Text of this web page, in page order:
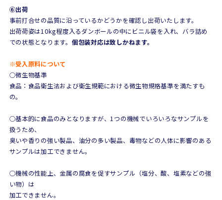
⑥出荷
事前打合せの品質に沿っているかどうかを確認し出荷いたします。
出荷荷姿は10kg程度入るダンボールの中にビニル袋を入れ、バラ詰め
での状態となります。 個包装対応は致しかねます。
※受入原料について
○微生物基準
食品：食品衛生法および衛生規範における微生物規格基準を満たすも
の。
○基本的に食品のみとなりますが、1つの機械でいろいろなサンプルを
扱うため、
臭いや香りの強い製品、油分の多い製品、毒物などの人体に影響のある
サンプルは加工できません。
○機械の性能上、金属の腐食を促すサンプル（塩分、酸、塩素などの強
い物）は
加工できません。